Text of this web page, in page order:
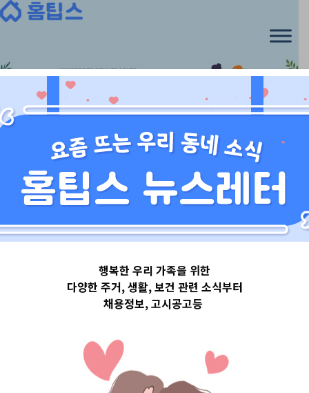
Skip
경기도
경기도파주시
Top 3 및 주간 소
식 – 20230526
행복한 우리 가족을 위한
다양한 주거, 생활, 보건 관련 소식부터
채용정보, 고시공고등